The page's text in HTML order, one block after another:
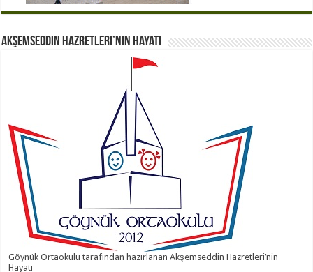
Akşemseddin Hazretleri’nin Hayatı
Göynük Ortaokulu tarafından hazırlanan Akşemseddin Hazretleri’nin
Hayatı